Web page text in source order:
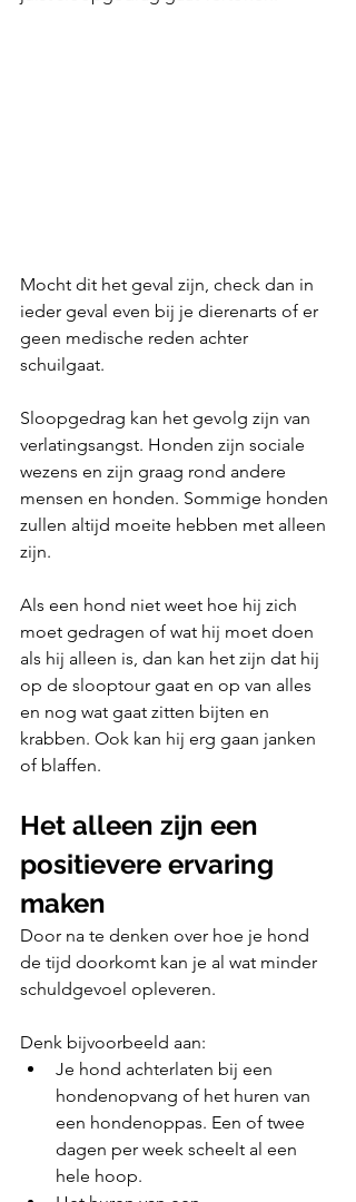
Mocht dit het geval zijn, check dan in
ieder geval even bij je dierenarts of er
geen medische reden achter
schuilgaat.
Sloopgedrag kan het gevolg zijn van
verlatingsangst. Honden zijn sociale
wezens en zijn graag rond andere
mensen en honden. Sommige honden
zullen altijd moeite hebben met alleen
zijn.
Als een hond niet weet hoe hij zich
moet gedragen of wat hij moet doen
als hij alleen is, dan kan het zijn dat hij
op de slooptour gaat en op van alles
en nog wat gaat zitten bijten en
krabben. Ook kan hij erg gaan janken
of blaffen.
Het alleen zijn een
positievere ervaring
maken
Door na te denken over hoe je hond
de tijd doorkomt kan je al wat minder
schuldgevoel opleveren.
Denk bijvoorbeeld aan:
Je hond achterlaten bij een
hondenopvang of het huren van
een hondenoppas. Een of twee
dagen per week scheelt al een
hele hoop.